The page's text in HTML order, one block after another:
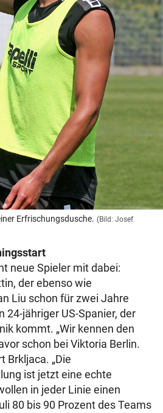
Erfrischungsdusche. (Bild: Josef
neue Spieler mit dabei:
der ebenso wie
Liu schon für zwei Jahre
24-jähriger US-Spanier, der
kommt. „Wir kennen den
schon bei Viktoria Berlin.
Brkljaca. „Die
ist jetzt eine echte
in jeder Linie einen
80 bis 90 Prozent des Teams